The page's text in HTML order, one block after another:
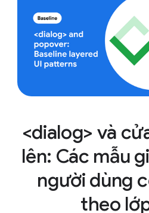
<dialog> và
lên: Các mẫu
người dùng
theo